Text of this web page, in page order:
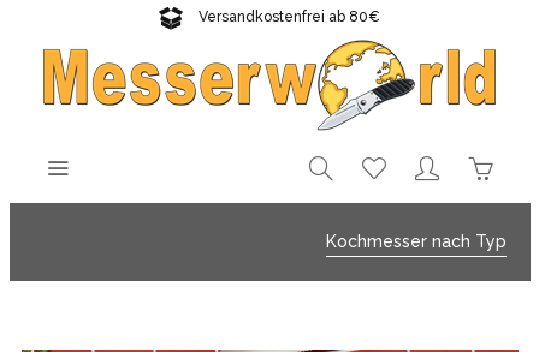
Versandkostenfrei ab 80€
Gratisversand sichern!
Kochmesser nach Typ